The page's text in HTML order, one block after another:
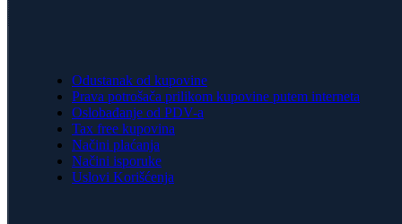
Odustanak od kupovine
Prava potrošača prilikom kupovine putem interneta
Oslobađanje od PDV-a
Tax free kupovina
Načini plaćanja
Načini isporuke
Uslovi Korišćenja